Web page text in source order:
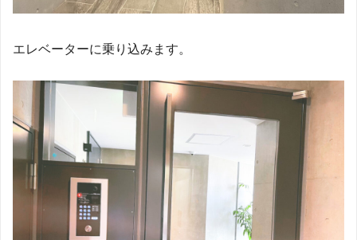
エレベーターに乗り込みます。